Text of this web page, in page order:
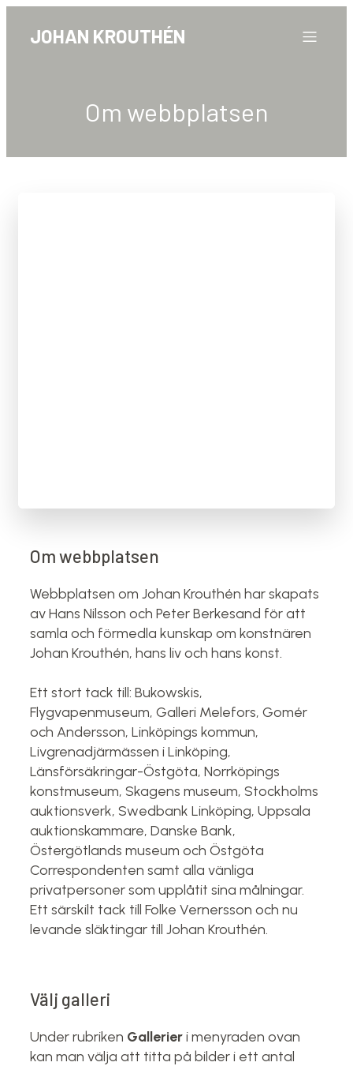
JOHAN KROUTHÉN
Om webbplatsen
Om webbplatsen
Webbplatsen om Johan Krouthén har skapats
av Hans Nilsson och Peter Berkesand för att
samla och förmedla kunskap om konstnären
Johan Krouthén, hans liv och hans konst.
Ett stort tack till: Bukowskis,
Flygvapenmuseum, Galleri Melefors, Gomér
och Andersson, Linköpings kommun,
Livgrenadjärmässen i Linköping,
Länsförsäkringar-Östgöta, Norrköpings
konstmuseum, Skagens museum, Stockholms
auktionsverk, Swedbank Linköping, Uppsala
auktionskammare, Danske Bank,
Östergötlands museum och Östgöta
Correspondenten samt alla vänliga
privatpersoner som upplåtit sina målningar.
Ett särskilt tack till Folke Vernersson och nu
levande släktingar till Johan Krouthén.
Välj galleri
Under rubriken Gallerieri menyraden ovan
kan man välja att titta på bilder i ett antal
Get 30% off your first purchase